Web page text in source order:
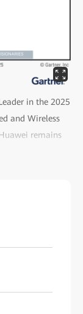
in the 2025
and Wireless
remains
in the Leaders
25 June 2025
Inc. and/or its affiliates
those vendors with
consist of the
as statements